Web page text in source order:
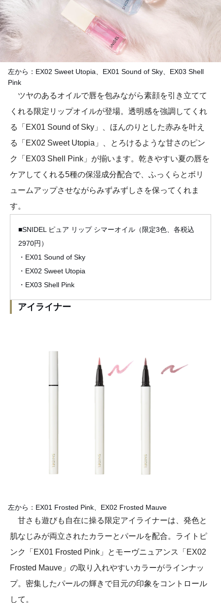
左から：EX02 Sweet Utopia、EX01 Sound of Sky、EX03 Shell
Pink
ツヤのあるオイルで唇を包みながら素顔を引き立てて
くれる限定リップオイルが登場。透明感を強調してくれ
る「EX01 Sound of Sky」、ほんのりとした赤みを叶え
る「EX02 Sweet Utopia」、とろけるような甘さのピン
ク「EX03 Shell Pink」が揃います。乾きやすい夏の唇を
ケアしてくれる5種の保湿成分配合で、ふっくらとボリ
ュームアップさせながらみずみずしさを保ってくれま
す。
■SNIDEL ピュア リップ シマーオイル（限定3色、各税込
2970円）
・EX01 Sound of Sky
・EX02 Sweet Utopia
・EX03 Shell Pink
アイライナー
左から：EX01 Frosted Pink、EX02 Frosted Mauve
甘さも遊びも自在に操る限定アイライナーは、発色と
肌なじみが両立されたカラーとパールを配合。ライトピ
ンク「EX01 Frosted Pink」とモーヴニュアンス「EX02
Frosted Mauve」の取り入れやすいカラーがラインナッ
プ。密集したパールの輝きで目元の印象をコントロール
して。